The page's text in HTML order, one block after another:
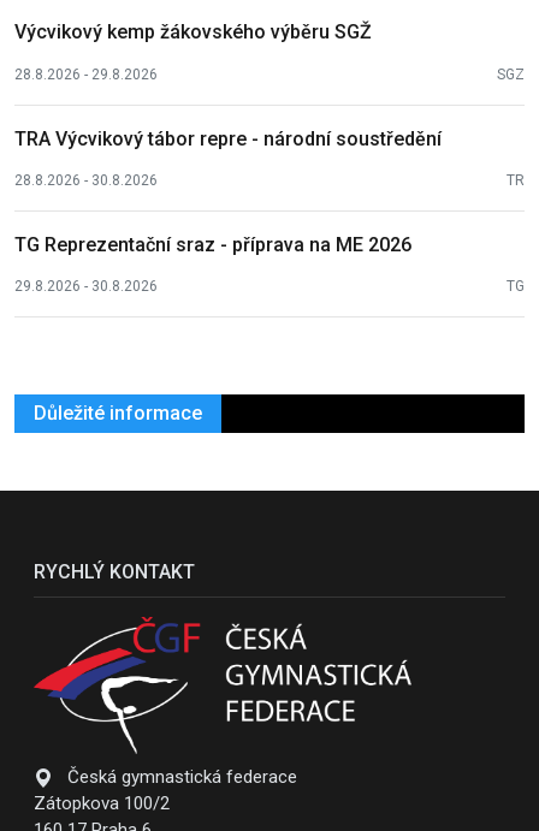
Výcvikový kemp žákovského výběru SGŽ
28.8.2026 - 29.8.2026 SGZ
TRA Výcvikový tábor repre - národní soustředění
28.8.2026 - 30.8.2026 TR
TG Reprezentační sraz - příprava na ME 2026
29.8.2026 - 30.8.2026 TG
Důležité informace
RYCHLÝ KONTAKT
Česká gymnastická federace
Zátopkova 100/2